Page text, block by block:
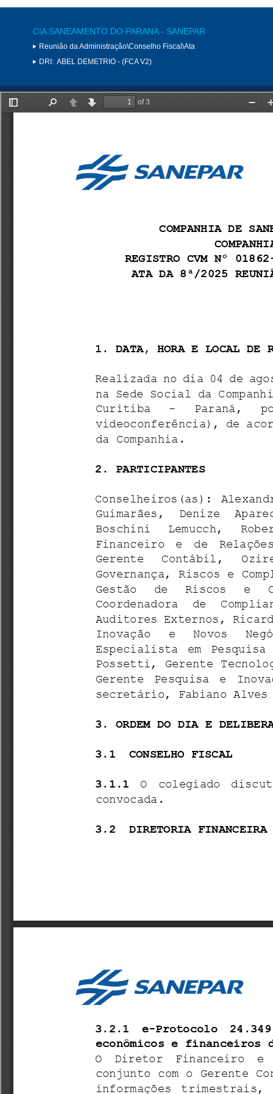
CIA SANEAMENTO DO PARANA - SANEPAR
Reunião da Administração\Conselho Fiscal\Ata
DRI: ABEL DEMETRIO - (FCA V2)